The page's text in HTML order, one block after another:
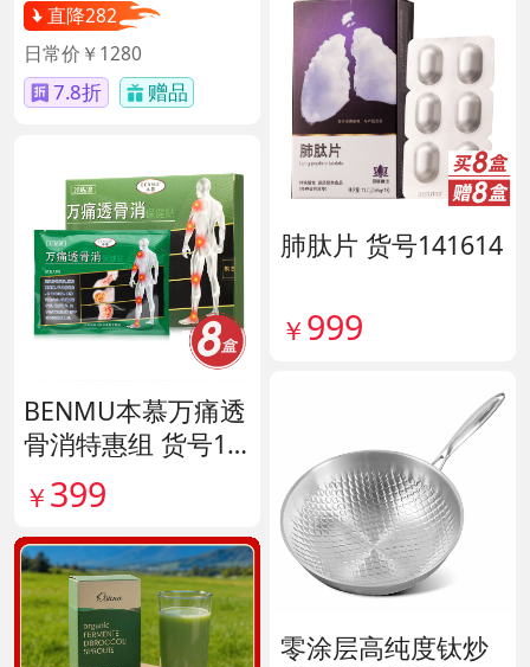
直降282
日常价￥1280
7.8折 赠品
BENMU本慕万痛透
骨消特惠组 货号13
5254
￥ 399
肺肽片 货号141614
￥ 999
零涂层高纯度钛炒